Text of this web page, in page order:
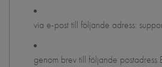
via e-post till följande adress:
genom brev till följande